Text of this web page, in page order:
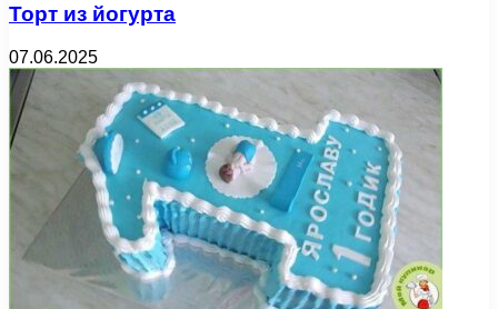
Торт из йогурта
07.06.2025